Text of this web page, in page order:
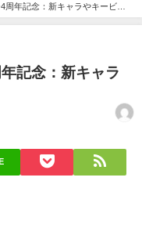
周年記念：新キャラやキービジ
記念：新キャラ